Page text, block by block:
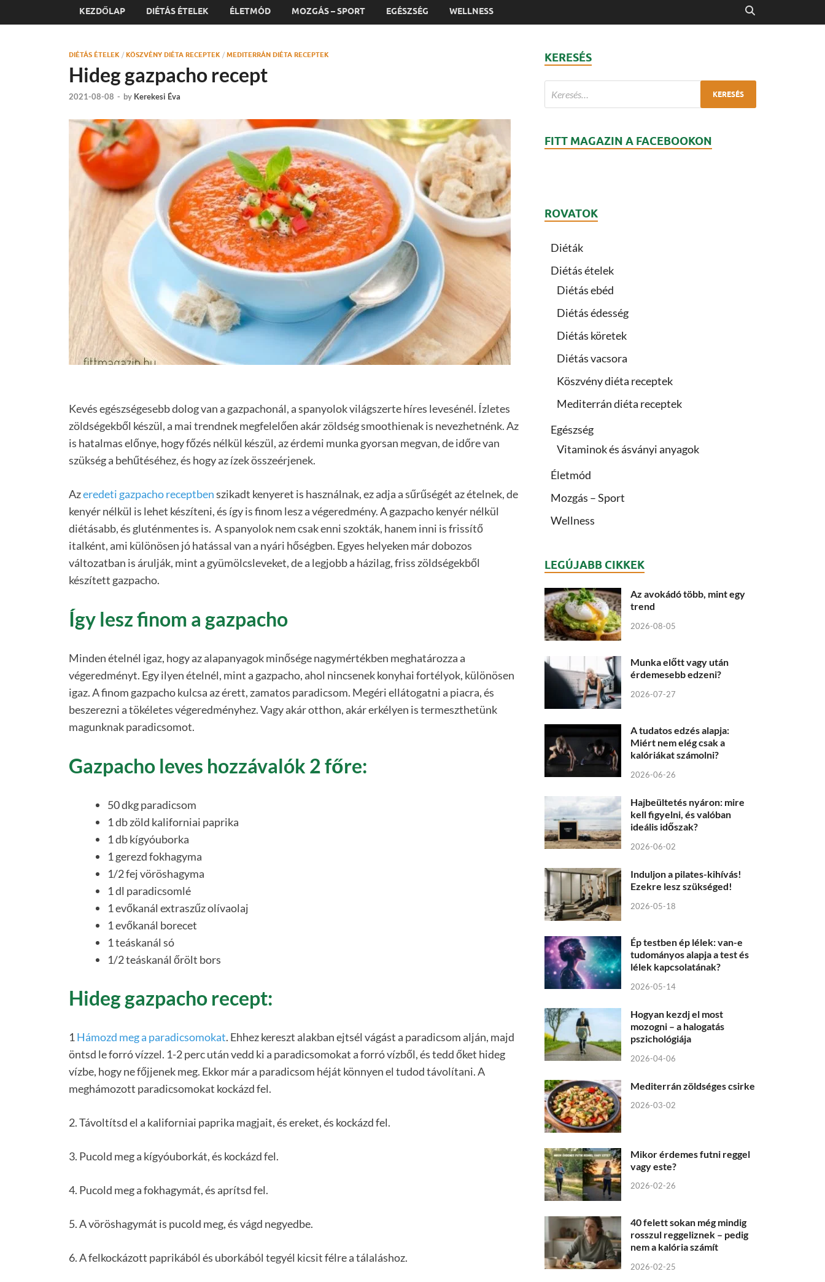
KEZDŐLAP DIÉTÁS ÉTELEK ÉLETMÓD MOZGÁS – SPORT EGÉSZSÉG WELLNESS
DIÉTÁS ÉTELEK / KÖSZVÉNY DIÉTA RECEPTEK / MEDITERRÁN DIÉTA RECEPTEK
Hideg gazpacho recept
2021-08-08 - by Kerekesi Éva
Kevés egészségesebb dolog van a gazpachonál, a spanyolok világszerte híres levesénél. Ízletes
zöldségekből készül, a mai trendnek megfelelően akár zöldség smoothienak is nevezhetnénk. Az
is hatalmas előnye, hogy főzés nélkül készül, az érdemi munka gyorsan megvan, de időre van
szükség a behűtéséhez, és hogy az ízek összeérjenek.
Azeredeti gazpacho receptbenszikadt kenyeret is használnak, ez adja a sűrűségét az ételnek, de
kenyér nélkül is lehet készíteni, és így is finom lesz a végeredmény. A gazpacho kenyér nélkül
diétásabb, és gluténmentes is. A spanyolok nem csak enni szokták, hanem inni is frissítő
italként, ami különösen jó hatással van a nyári hőségben. Egyes helyeken már dobozos
változatban is árulják, mint a gyümölcsleveket, de a legjobb a házilag, friss zöldségekből
készített gazpacho.
Így lesz finom a gazpacho
Minden ételnél igaz, hogy az alapanyagok minősége nagymértékben meghatározza a
végeredményt. Egy ilyen ételnél, mint a gazpacho, ahol nincsenek konyhai fortélyok, különösen
igaz. A finom gazpacho kulcsa az érett, zamatos paradicsom. Megéri ellátogatni a piacra, és
beszerezni a tökéletes végeredményhez. Vagy akár otthon, akár erkélyen is termeszthetünk
magunknak paradicsomot.
Gazpacho leves hozzávalók 2 főre:
50 dkg paradicsom
1 db zöld kaliforniai paprika
1 db kígyóuborka
1 gerezd fokhagyma
1/2 fej vöröshagyma
1 dl paradicsomlé
1 evőkanál extraszűz olívaolaj
1 evőkanál borecet
1 teáskanál só
1/2 teáskanál őrölt bors
Hideg gazpacho recept:
1 Hámozd meg a paradicsomokat. Ehhez kereszt alakban ejtsél vágást a paradicsom alján, majd
öntsd le forró vízzel. 1-2 perc után vedd ki a paradicsomokat a forró vízből, és tedd őket hideg
vízbe, hogy ne főjjenek meg. Ekkor már a paradicsom héját könnyen el tudod távolítani. A
meghámozott paradicsomokat kockázd fel.
2. Távoltítsd el a kaliforniai paprika magjait, és ereket, és kockázd fel.
3. Pucold meg a kígyóuborkát, és kockázd fel.
4. Pucold meg a fokhagymát, és aprítsd fel.
5. A vöröshagymát is pucold meg, és vágd negyedbe.
6. A felkockázott paprikából és uborkából tegyél kicsit félre a tálaláshoz.
KERESÉS
FITT MAGAZIN A FACEBOOKON
ROVATOK
Diéták
Diétás ételek
Diétás ebéd
Diétás édesség
Diétás köretek
Diétás vacsora
Köszvény diéta receptek
Mediterrán diéta receptek
Egészség
Vitaminok és ásványi anyagok
Életmód
Mozgás – Sport
Wellness
LEGÚJABB CIKKEK
Az avokádó több, mint egy
trend
2026-08-05
Munka előtt vagy után
érdemesebb edzeni?
2026-07-27
A tudatos edzés alapja:
Miért nem elég csak a
kalóriákat számolni?
2026-06-26
Hajbeültetés nyáron: mire
kell figyelni, és valóban
ideális időszak?
2026-06-02
Induljon a pilates-kihívás!
Ezekre lesz szükséged!
2026-05-18
Ép testben ép lélek: van-e
tudományos alapja a test és
lélek kapcsolatának?
2026-05-14
Hogyan kezdj el most
mozogni – a halogatás
pszichológiája
2026-04-06
Mediterrán zöldséges csirke
2026-03-02
Mikor érdemes futni reggel
vagy este?
2026-02-26
40 felett sokan még mindig
rosszul reggeliznek – pedig
nem a kalória számít
2026-02-25